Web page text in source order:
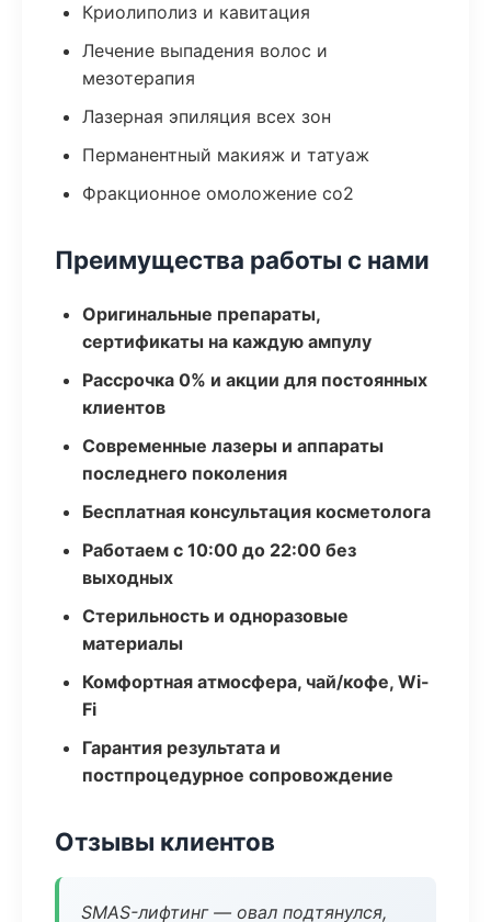
Криолиполиз и кавитация
Лечение выпадения волос и
мезотерапия
Лазерная эпиляция всех зон
Перманентный макияж и татуаж
Фракционное омоложение co2
Преимущества работы с нами
Оригинальные препараты,
сертификаты на каждую ампулу
Рассрочка 0% и акции для постоянных
клиентов
Современные лазеры и аппараты
последнего поколения
Бесплатная консультация косметолога
Работаем с 10:00 до 22:00 без
выходных
Стерильность и одноразовые
материалы
Комфортная атмосфера, чай/кофе, Wi-
Fi
Гарантия результата и
постпроцедурное сопровождение
Отзывы клиентов
SMAS-лифтинг — овал подтянулся,